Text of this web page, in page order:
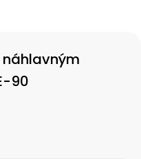
náhlavným
90